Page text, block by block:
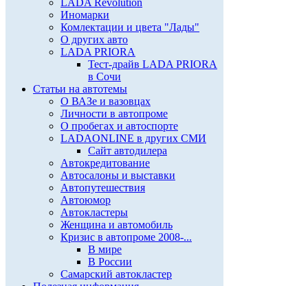
LADA Revolution
Иномарки
Комлектации и цвета "Лады"
О других авто
LADA PRIORA
Тест-драйв LADA PRIORA
в Сочи
Статьи на автотемы
О ВАЗе и вазовцах
Личности в автопроме
О пробегах и автоспорте
LADAONLINE в других СМИ
Сайт автодилера
Автокредитование
Автосалоны и выставки
Автопутешествия
Автоюмор
Автокластеры
Женщина и автомобиль
Кризис в автопроме 2008-...
В мире
В России
Самарский автокластер